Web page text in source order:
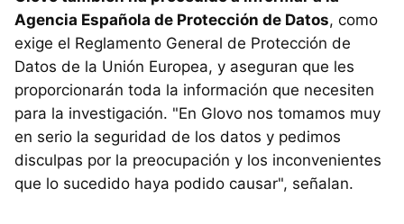
Agencia Española de Protección de Datos, como
exige el Reglamento General de Protección de
Datos de la Unión Europea, y aseguran que les
proporcionarán toda la información que necesiten
para la investigación. "En Glovo nos tomamos muy
en serio la seguridad de los datos y pedimos
disculpas por la preocupación y los inconvenientes
que lo sucedido haya podido causar", señalan.